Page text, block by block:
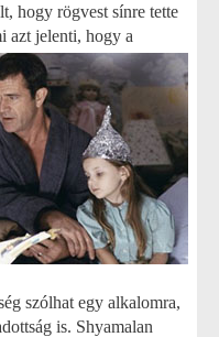
hogy rögvest sínre tette
azt jelenti, hogy a
szólhat egy alkalomra,
is. Shyamalan